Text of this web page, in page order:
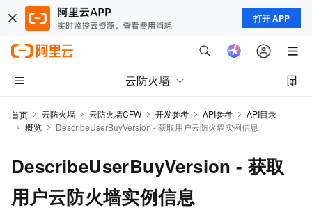
打开 APP
云防火墙
首页 云防火墙 云防火墙CFW 开发参考 API参考
API目录
概览
DescribeUserBuyVersion - 获取用户云防火墙实例信息
DescribeUserBuyVersion - 获取
用户云防火墙实例信息